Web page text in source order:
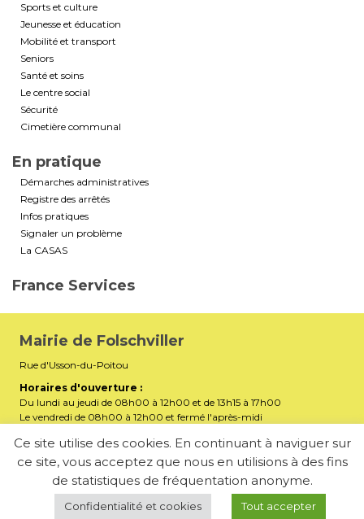
Sports et culture
Jeunesse et éducation
Mobilité et transport
Seniors
Santé et soins
Le centre social
Sécurité
Cimetière communal
En pratique
Démarches administratives
Registre des arrêtés
Infos pratiques
Signaler un problème
La CASAS
France Services
Mairie de Folschviller
Rue d'Usson-du-Poitou
Horaires d'ouverture :
Du lundi au jeudi de 08h00 à 12h00 et de 13h15 à 17h00
Le vendredi de 08h00 à 12h00 et fermé l'après-midi
Téléphone :03 87 29 32 90
E-mail : mairiefolschviller57730@gmail.com
Membre de la Communauté d’Agglomération Saint-Avold
Synergie
Ce site utilise des cookies. En continuant à naviguer sur
ce site, vous acceptez que nous en utilisions à des fins
de statistiques de fréquentation anonyme.
Confidentialité et cookies Tout accepter